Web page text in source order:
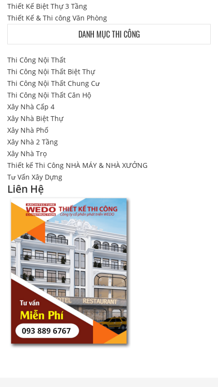
Thiết Kế Biệt Thự 3 Tầng
Thiết Kế & Thi công Văn Phòng
DANH MỤC THI CÔNG
Thi Công Nội Thất
Thi Công Nội Thất Biệt Thự
Thi Công Nội Thất Chung Cư
Thi Công Nội Thất Căn Hộ
Xây Nhà Cấp 4
Xây Nhà Biệt Thự
Xây Nhà Phố
Xây Nhà 2 Tầng
Xây Nhà Trọ
Thiết kế Thi Công NHÀ MÁY & NHÀ XƯỞNG
Tư Vấn Xây Dựng
Liên Hệ